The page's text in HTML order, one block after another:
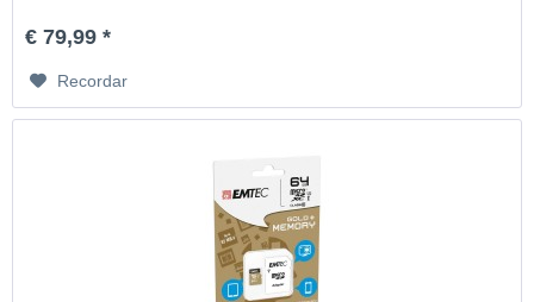
€ 79,99 *
Recordar